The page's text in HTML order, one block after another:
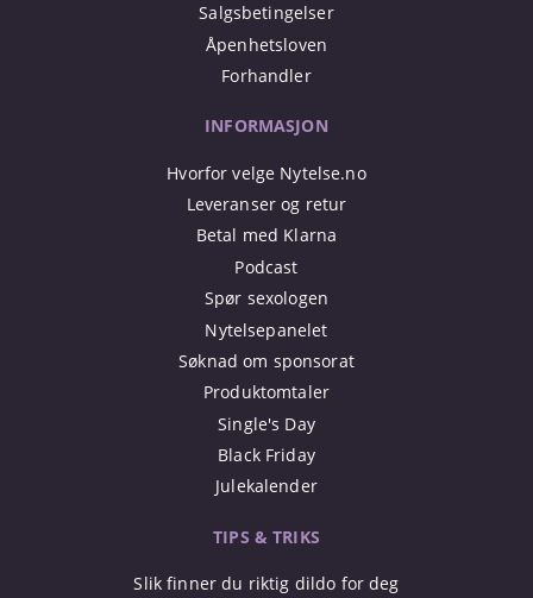
Salgsbetingelser
Åpenhetsloven
Forhandler
INFORMASJON
Hvorfor velge Nytelse.no
Leveranser og retur
Betal med Klarna
Podcast
Spør sexologen
Nytelsepanelet
Søknad om sponsorat
Produktomtaler
Single's Day
Black Friday
Julekalender
TIPS & TRIKS
Slik finner du riktig dildo for deg